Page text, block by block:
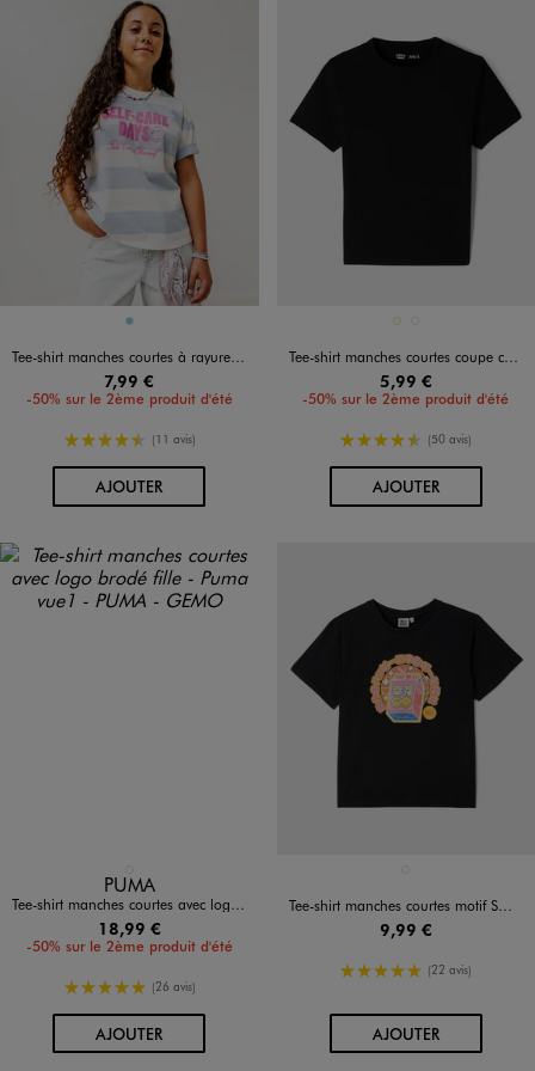
Disponible en 1 coloris
BLEU CIEL
Tee-shirt manches courtes à rayures avec inscription fille
7,99 €
-50% sur le 2ème produit d'été
4.5/5 de moyenne
(11 avis)
AJOUTERAU PANIER
Tee-shirt manches courtes coupe courte fille
5,99 €
-50% sur le 2ème produit d'été
4.5/5 de moyenne
(50 avis)
AJOUTERAU PANIER
Disponible en 1 coloris
PUMA
Tee-shirt manches courtes avec logo brodé fille - Puma
18,99 €
-50% sur le 2ème produit d'été
5/5 de moyenne
(26 avis)
AJOUTERAU PANIER
Tee-shirt manches courtes motif Smiley fille - Smiley World
9,99 €
5/5 de moyenne
(22 avis)
AJOUTERAU PANIER